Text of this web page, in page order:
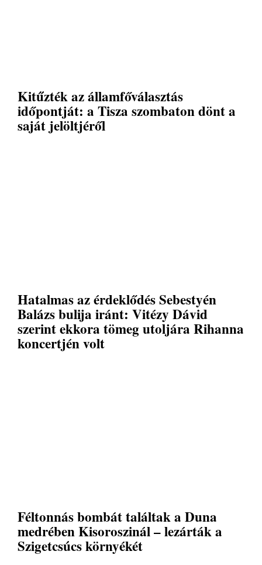
Kitűzték az államfőválasztás
időpontját: a Tisza szombaton dönt a
saját jelöltjéről
Hatalmas az érdeklődés Sebestyén
Balázs bulija iránt: Vitézy Dávid
szerint ekkora tömeg utoljára Rihanna
koncertjén volt
Féltonnás bombát találtak a Duna
medrében Kisoroszinál – lezárták a
Szigetcsúcs környékét